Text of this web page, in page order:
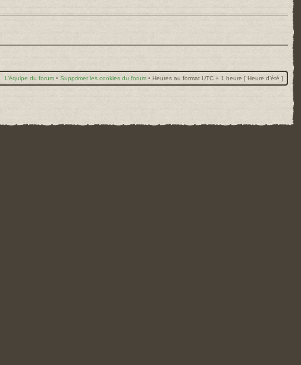
L’équipe du forum • Supprimer les cookies du forum • Heures au format UTC + 1 heure [ Heure d’été ]